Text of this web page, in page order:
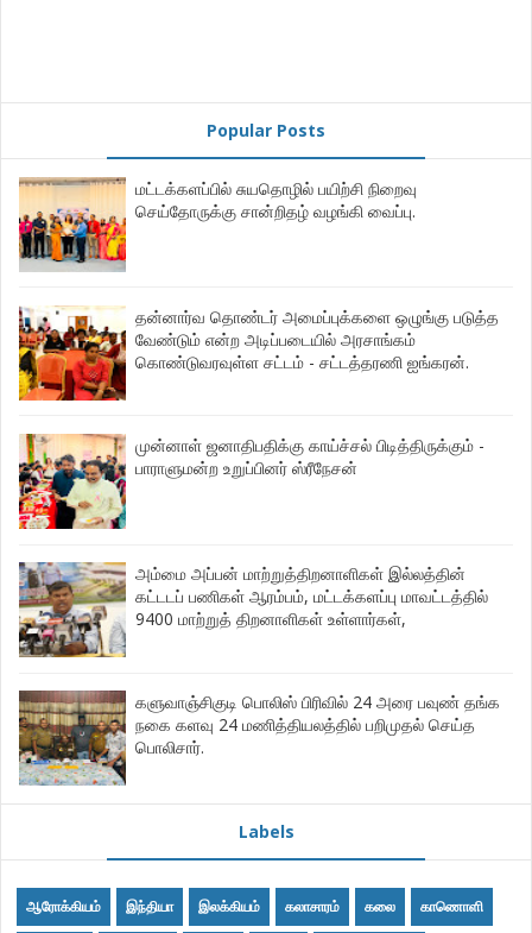
Popular Posts
மட்டக்களப்பில் சுயதொழில் பயிற்சி நிறைவு
செய்தோருக்கு சான்றிதழ் வழங்கி வைப்பு.
தன்னார்வ தொண்டர் அமைப்புக்களை ஒழுங்கு படுத்த
வேண்டும் என்ற அடிப்படையில் அரசாங்கம்
கொண்டுவரவுள்ள சட்டம் - சட்டத்தரணி ஐங்கரன்.
முன்னாள் ஜனாதிபதிக்கு காய்ச்சல் பிடித்திருக்கும் -
பாராளுமன்ற உறுப்பினர் ஸ்ரீநேசன்
அம்மை அப்பன் மாற்றுத்திறனாளிகள் இல்லத்தின்
கட்டடப் பணிகள் ஆரம்பம், மட்டக்களப்பு மாவட்டத்தில்
9400 மாற்றுத் திறனாளிகள் உள்ளார்கள்,
களுவாஞ்சிகுடி பொலிஸ் பிரிவில் 24 அரை பவுண் தங்க
நகை களவு 24 மணித்தியலத்தில் பறிமுதல் செய்த
பொலிசார்.
Labels
ஆரோக்கியம் இந்தியா இலக்கியம் கலாசாரம் கலை காணொளி